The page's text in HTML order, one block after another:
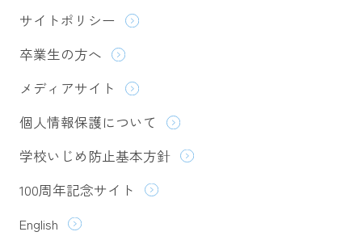
サイトポリシー
卒業生の方へ
メディアサイト
個人情報保護について
学校いじめ防止基本方針
100周年記念サイト
English